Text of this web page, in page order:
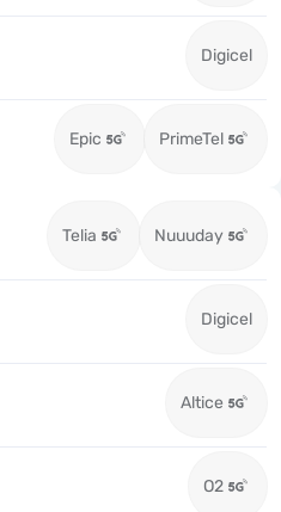
Digicel
Epic PrimeTel
Telia Nuuuday
Digicel
Altice
O2